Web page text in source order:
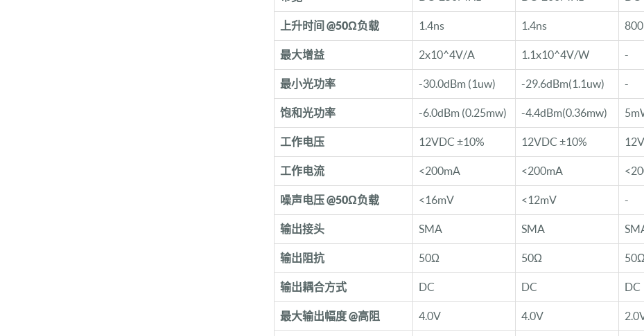
上升时间 @50Ω负载 1.4ns 1.4ns
最大增益 2x10^4V/A 1.1x10^4V/W -
最小光功率 -30.0dBm (1uw) -29.6dBm(1.1uw) -
饱和光功率 -6.0dBm (0.25mw) -4.4dBm(0.36mw)
工作电压 12VDC ±10% 12VDC ±10%
工作电流 <200mA <200mA
噪声电压 @50Ω负载 <16mV <12mV -
输出接头 SMA SMA
输出阻抗 50Ω 50Ω 50Ω
输出耦合方式 DC DC DC
最大输出幅度 @高阻 4.0V 4.0V